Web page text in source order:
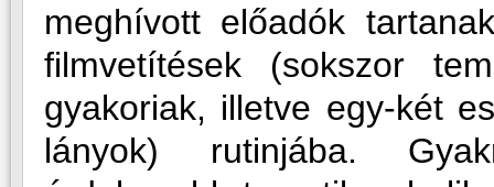
meghívott előadók
filmvetítések (sokszor
gyakoriak, illetve egy-két
lányok) rutinjába.